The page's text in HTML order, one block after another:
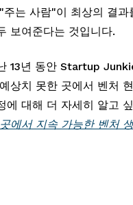
주는 사람"이 최상의 결
보여준다는 것입니다.
13년 동안 Startup
상치 못한 곳에서 벤처
에 대해 더 자세히 알고
에서 지속 가능한 벤처